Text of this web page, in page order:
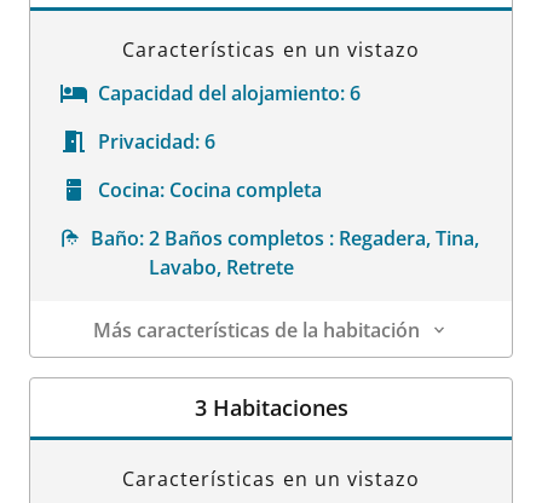
Características en un vistazo
Capacidad del alojamiento:6
Privacidad:6
Cocina: Cocina completa
Baño: 2 Baños completos : Regadera, Tina,
Lavabo, Retrete
Más características de la habitación
Datos de la habitación
3 Habitaciones
Características en un vistazo